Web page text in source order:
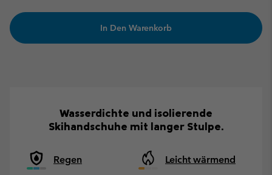
In Den Warenkorb
Wasserdichte und isolierende
Skihandschuhe mit langer Stulpe.
Regen Leicht wärmend